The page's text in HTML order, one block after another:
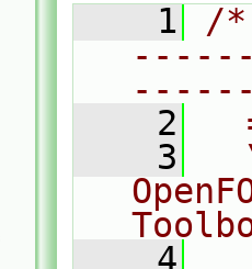
    1
/
    2
    3
    4